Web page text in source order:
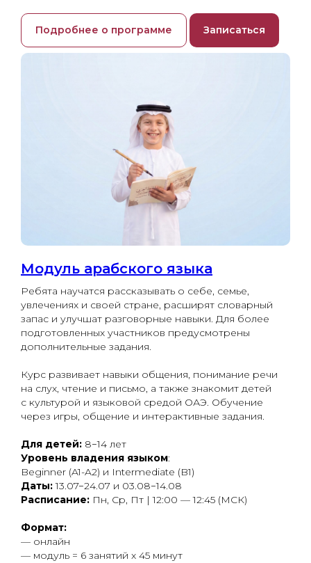
Подробнее о программе Записаться
Модуль арабского языка
Ребята научатся рассказывать о себе, семье,
увлечениях и своей стране, расширят словарный
запас и улучшат разговорные навыки. Для более
подготовленных участников предусмотрены
дополнительные задания.
Курс развивает навыки общения, понимание речи
на слух, чтение и письмо, а также знакомит детей
с культурой и языковой средой ОАЭ. Обучение
через игры, общение и интерактивные задания.
Для детей: 8−14 лет
Уровень владения языком:
Beginner (A1-A2) и Intermediate (B1)
Даты:13.07−24.07 и 03.08−14.08
Расписание: Пн, Ср, Пт | 12:00 — 12:45 (МСК)
Формат:
— онлайн
— модуль = 6 занятий x 45 минут